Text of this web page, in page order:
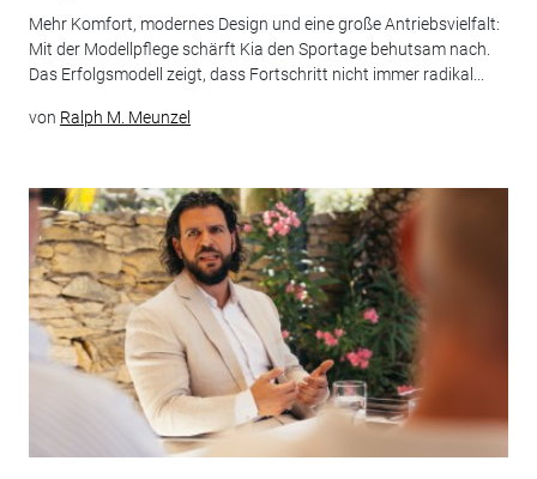
Mehr Komfort, modernes Design und eine große Antriebsvielfalt:
Mit der Modellpflege schärft Kia den Sportage behutsam nach.
Das Erfolgsmodell zeigt, dass Fortschritt nicht immer radikal...
von Ralph M. Meunzel